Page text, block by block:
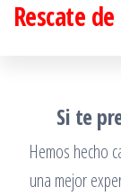
SaltarRescate
Si te
Hemos hecho
una mejor